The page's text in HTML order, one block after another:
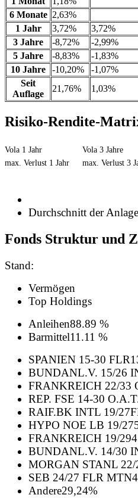
6 Monate 2,63%
1 Jahr
3,72% 3,72%
3 Jahre
-8,72% -2,99%
5 Jahre
-8,83% -1,83%
10 Jahre
-10,20% -1,07%
Seit
Auflage
21,76% 1,03%
Risiko-Rendite-
Vola 1 Jahr Vola 3 Jahre
max. Verlust 1 Jahr
max. Verlust 3
Durchschnitt der
Fonds Struktur und
Stand:
Vermögen
Top Holdings
Anleihen88.89 %
Barmittel11.11 %
SPANIEN 15-30 FLR
BUNDANL.V. 15/26
FRANKREICH 22/33
REP. FSE 14-30
RAIF.BK INTL 19/
HYPO NOE LB 19/27
FRANKREICH 19/29
BUNDANL.V. 14/30
MORGAN STANL
SEB 24/27 FLR MTN
Andere29,24%